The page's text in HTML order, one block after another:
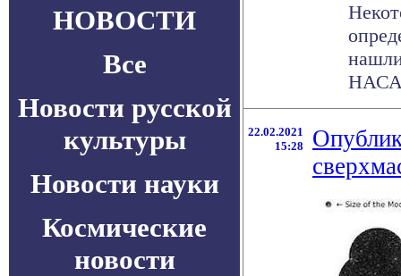
НОВОСТИ
Все
Новости русской
культуры
Новости науки
Космические
новости
22.02.2021
15:28